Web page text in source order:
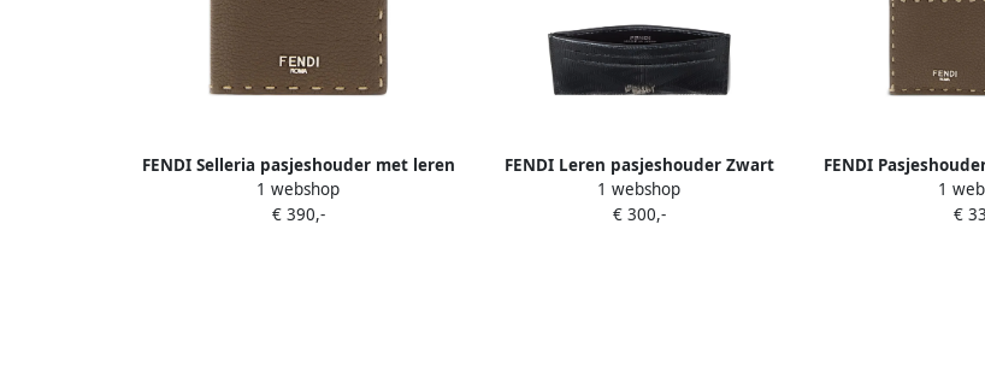
FENDI Selleria pasjeshouder met leren
afwerking Bruin
1 webshop
€ 390,-
FENDI Leren pasjeshouder Zwart
1 webshop
€ 300,-
FENDI
1
€